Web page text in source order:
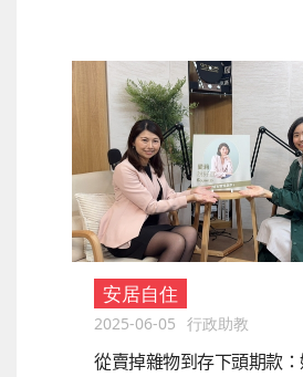
安居自住
2025-06-05 行政助教
從賣掉雜物到存下頭期款